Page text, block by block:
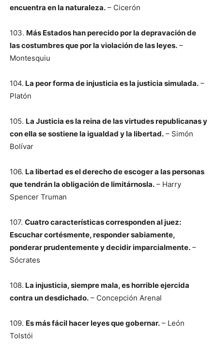
encuentra en la naturaleza. – Cicerón
103. Más Estados han perecido por la depravación de
las costumbres que por la violación de las leyes. –
Montesquiu
104. La peor forma de injusticia es la justicia simulada. –
Platón
105. La Justicia es la reina de las virtudes republicanas y
con ella se sostiene la igualdad y la libertad. – Simón
Bolívar
106. La libertad es el derecho de escoger a las personas
que tendrán la obligación de limitárnosla. – Harry
Spencer Truman
107. Cuatro características corresponden al juez:
Escuchar cortésmente, responder sabiamente,
ponderar prudentemente y decidir imparcialmente. –
Sócrates
108. La injusticia, siempre mala, es horrible ejercida
contra un desdichado. – Concepción Arenal
109. Es más fácil hacer leyes que gobernar. – León
Tolstói